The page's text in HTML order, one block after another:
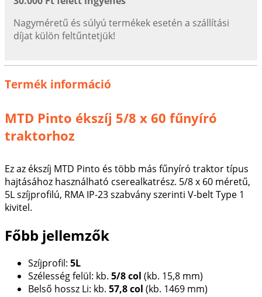
Nagyméretű és súlyú termékek esetén a szállítási
díjat külön feltűntetjük!
Termék információ
MTD Pinto ékszíj 5/8 x 60 fűnyíró
traktorhoz
Ez az ékszíj MTD Pinto és több más fűnyíró traktor típus
hajtásához használható cserealkatrész. 5/8 x 60 méretű,
5L szíjprofilú, RMA IP-23 szabvány szerinti V-belt Type 1
kivitel.
Főbb jellemzők
Szíjprofil: 5L
Szélesség felül: kb. 5/8 col (kb. 15,8 mm)
Belső hossz Li: kb. 57,8 col (kb. 1469 mm)